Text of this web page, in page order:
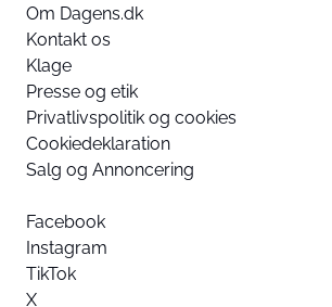
Om Dagens.dk
Kontakt os
Klage
Presse og etik
Privatlivspolitik og cookies
Cookiedeklaration
Salg og Annoncering
Facebook
Instagram
TikTok
X